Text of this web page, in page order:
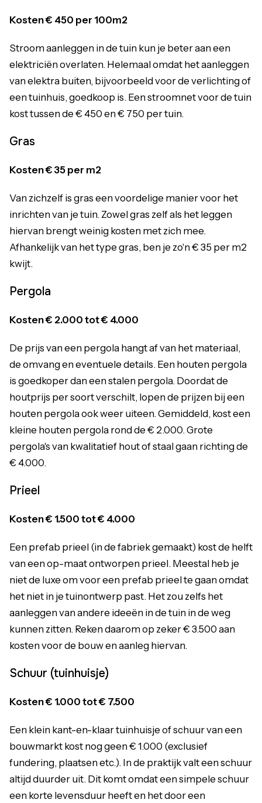
Kosten € 450 per 100m2
Stroom aanleggen in de tuin kun je beter aan een
elektriciën overlaten. Helemaal omdat het aanleggen
van elektra buiten, bijvoorbeeld voor de verlichting of
een tuinhuis, goedkoop is. Een stroomnet voor de tuin
kost tussen de € 450 en € 750 per tuin.
Gras
Kosten € 35 per m2
Van zichzelf is gras een voordelige manier voor het
inrichten van je tuin. Zowel gras zelf als het leggen
hiervan brengt weinig kosten met zich mee.
Afhankelijk van het type gras, ben je zo'n € 35 per m2
kwijt.
Pergola
Kosten € 2.000 tot € 4.000
De prijs van een pergola hangt af van het materiaal,
de omvang en eventuele details. Een houten pergola
is goedkoper dan een stalen pergola. Doordat de
houtprijs per soort verschilt, lopen de prijzen bij een
houten pergola ook weer uiteen. Gemiddeld, kost een
kleine houten pergola rond de € 2.000. Grote
pergola's van kwalitatief hout of staal gaan richting de
€ 4.000.
Prieel
Kosten € 1.500 tot € 4.000
Een prefab prieel (in de fabriek gemaakt) kost de helft
van een op-maat ontworpen prieel. Meestal heb je
niet de luxe om voor een prefab prieel te gaan omdat
het niet in je tuinontwerp past. Het zou zelfs het
aanleggen van andere ideeën in de tuin in de weg
kunnen zitten. Reken daarom op zeker € 3.500 aan
kosten voor de bouw en aanleg hiervan.
Schuur (tuinhuisje)
Kosten € 1.000 tot € 7.500
Een klein kant-en-klaar tuinhuisje of schuur van een
bouwmarkt kost nog geen € 1.000 (exclusief
fundering, plaatsen etc.). In de praktijk valt een schuur
altijd duurder uit. Dit komt omdat een simpele schuur
een korte levensduur heeft en het door een